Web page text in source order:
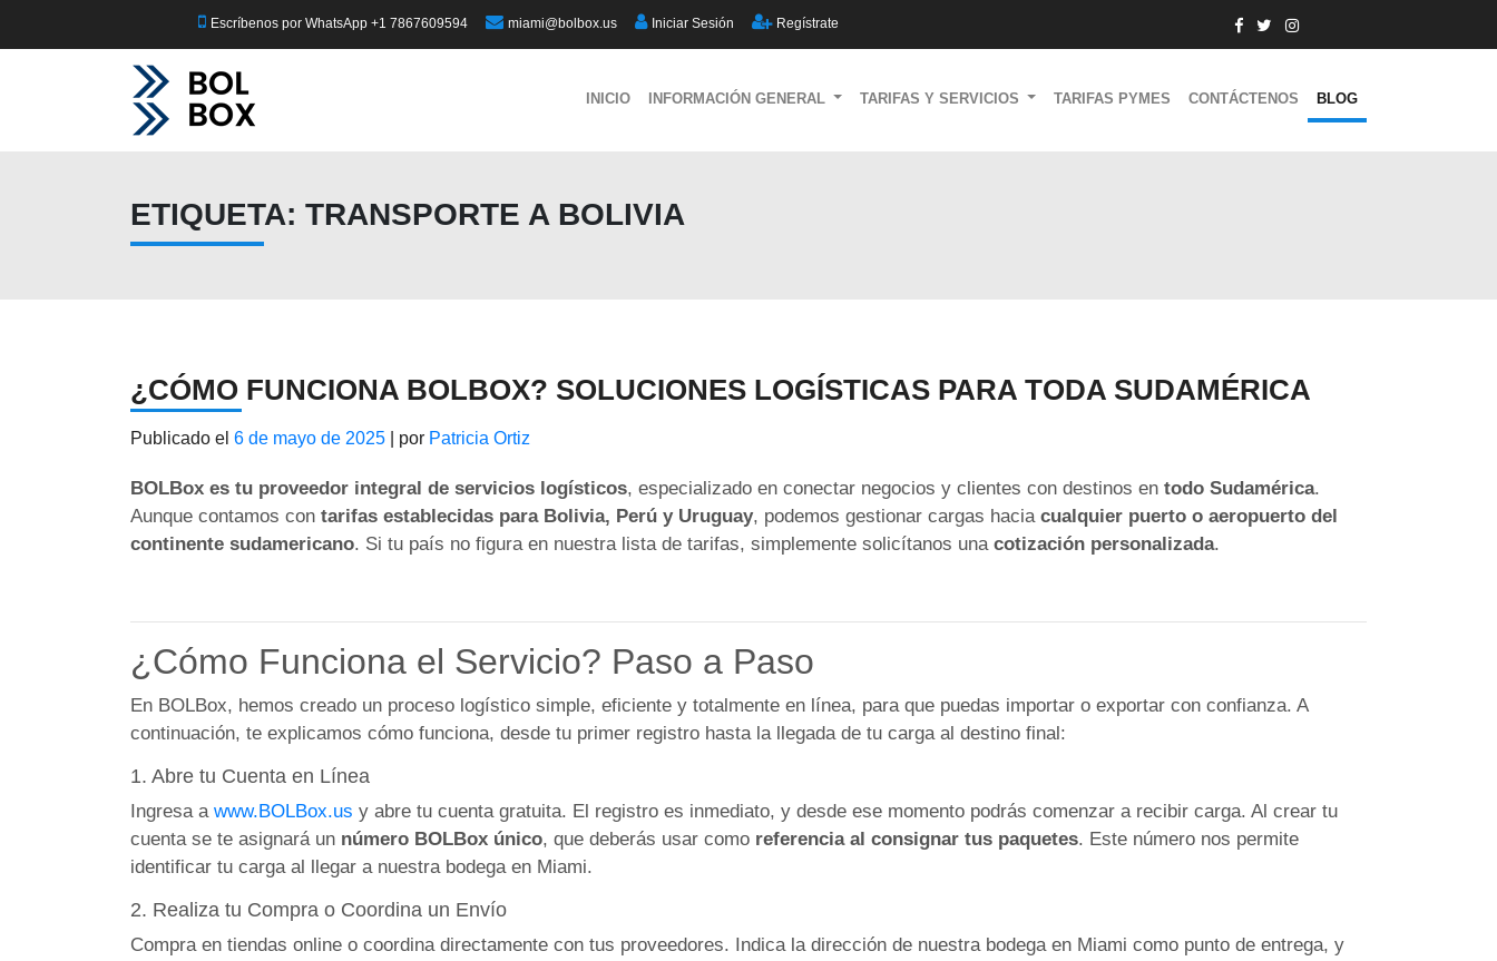
Escríbenos por WhatsApp +1 7867609594 miami@bolbox.us Iniciar Sesión Regístrate
INICIO INFORMACIÓN GENERAL TARIFAS Y SERVICIOS TARIFAS PYMES CONTÁCTENOS BLOG
ETIQUETA: TRANSPORTE A BOLIVIA
¿CÓMO FUNCIONA BOLBOX? SOLUCIONES LOGÍSTICAS PARA TODA SUDAMÉRICA
Publicado el 6 de mayo de 2025 por Patricia Ortiz
BOLBox es tu proveedor integral de servicios logísticos, especializado en conectar negocios y clientes con destinos en todo Sudamérica.
Aunque contamos con tarifas establecidas para Bolivia, Perú y Uruguay, podemos gestionar cargas hacia cualquier puerto o aeropuerto del
continente sudamericano. Si tu país no figura en nuestra lista de tarifas, simplemente solicítanos una cotización personalizada.
¿Cómo Funciona el Servicio? Paso a Paso
En BOLBox, hemos creado un proceso logístico simple, eficiente y totalmente en línea, para que puedas importar o exportar con confianza. A
continuación, te explicamos cómo funciona, desde tu primer registro hasta la llegada de tu carga al destino final:
1. Abre tu Cuenta en Línea
Ingresa a www.BOLBox.us y abre tu cuenta gratuita. El registro es inmediato, y desde ese momento podrás comenzar a recibir carga. Al crear tu
cuenta se te asignará un número BOLBox único, que deberás usar como referencia al consignar tus paquetes. Este número nos permite
identificar tu carga al llegar a nuestra bodega en Miami.
2. Realiza tu Compra o Coordina un Envío
Compra en tiendas online o coordina directamente con tus proveedores. Indica la dirección de nuestra bodega en Miami como punto de entrega, y